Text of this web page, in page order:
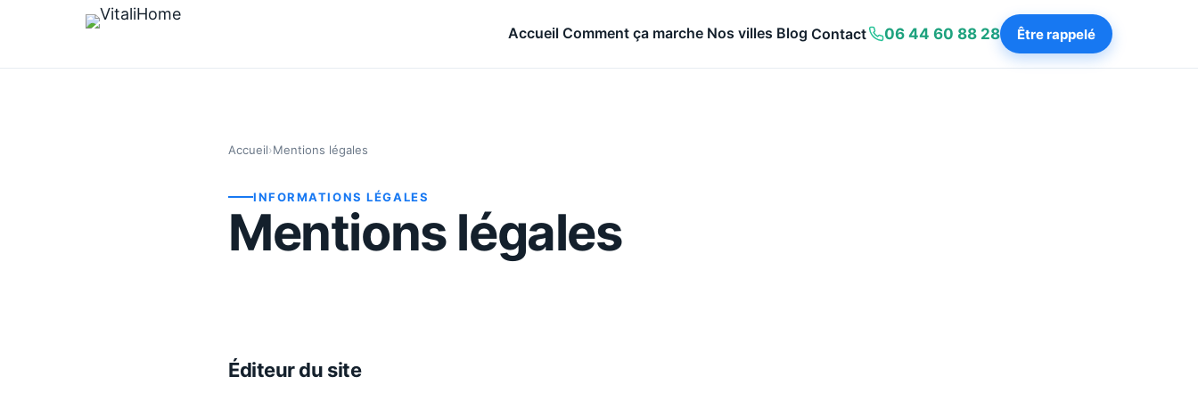
Accueil Comment ça marche Nos villes Blog Contact 06 44 60 88 28 Être rappelé
Accueil›Mentions légales
INFORMATIONS LÉGALES
Mentions légales
Éditeur du site